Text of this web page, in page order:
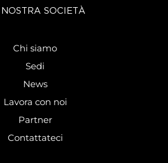
SOCIETÀ
Chi siamo
Sedi
News
Lavora con noi
Partner
Contattateci